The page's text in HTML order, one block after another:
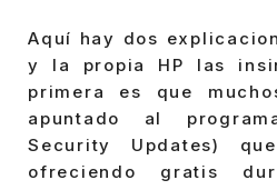
Aquí hay dos
y la propia HP las
primera es que
apuntado al
Security Updates)
ofreciendo gratis